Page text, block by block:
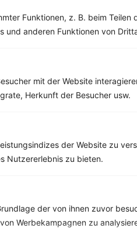
Funktionen, z. B. beim Teilen
und anderen Funktionen von
mit der Website
Herkunft der Besucher usw.
der Website zu
Nutzererlebnis zu bieten.
der von ihnen zuvor
Werbekampagnen zu
Viele Insights